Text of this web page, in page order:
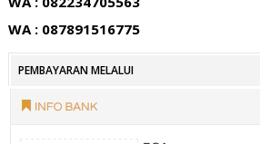
WA : 087891516775
PEMBAYARAN MELALUI